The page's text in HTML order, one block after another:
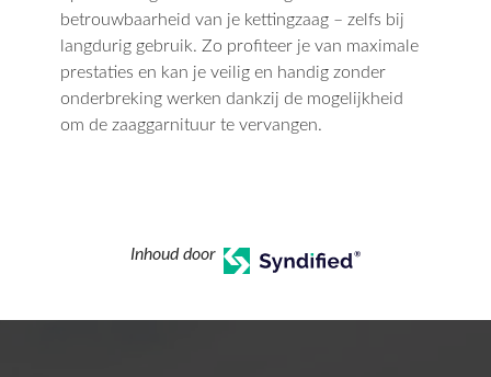
betrouwbaarheid van je kettingzaag – zelfs bij
langdurig gebruik. Zo profiteer je van maximale
prestaties en kan je veilig en handig zonder
onderbreking werken dankzij de mogelijkheid
om de zaaggarnituur te vervangen.
Inhoud door